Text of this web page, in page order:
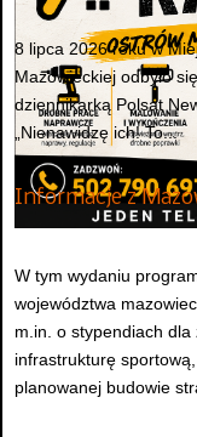
8 lipca 2026 roku w
Mazowieckiej odbyło
dziennikarką Polsat
„Nienawidzę ich! To...
Informacje z
W tym wydaniu
województwa
m.in. o stypendiach
infrastrukturę
planowanej budowie